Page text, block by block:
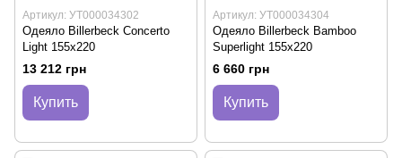
Артикул: УТ000034302
Одеяло Billerbeck Concerto
Light 155х220
13 212 грн
Купить
Артикул: УТ000034304
Одеяло Billerbeck Bamboo
Superlight 155х220
6 660 грн
Купить